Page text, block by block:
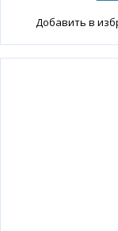
Добавить в